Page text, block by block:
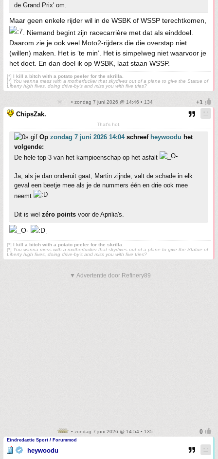
de Grand Prix' om.
Maar geen enkele rijder wil in de WSBK of WSSP terechtkomen,
. Niemand begint zijn racecarrière met dat als einddoel.
Daarom zie je ook veel Moto2-rijders die die overstap niet
(willen) maken. Het is ‘te min’. Het is simpelweg niet waarvoor je
het doet. En dan doel ik op WSBK, laat staan WSSP.
[*] I kill a bitch with a potato peeler for the skrilla.
[*] You wanna mess with a motherfucker that skydives out of a plane to give the Statue of
Liberty high fives, doing drive-by’s and miss you with five tries?
• zondag 7 juni 2026 @ 14:46 • 134
ChipsZak.
That's hot.
Op zondag 7 juni 2026 14:04schreef heywoodu het
volgende:
De hele top-3 van het kampioenschap op het asfalt
Ja, als je dan onderuit gaat, Martin zijnde, valt de schade in elk
geval een beetje mee als je de nummers één en drie ook mee
neemt
Dit is wel zéro points voor de Aprilia's.
[*] I kill a bitch with a potato peeler for the skrilla.
[*] You wanna mess with a motherfucker that skydives out of a plane to give the Statue of
Liberty high fives, doing drive-by’s and miss you with five tries?
▼ Advertentie door Refinery89
• zondag 7 juni 2026 @ 14:54 • 135
Eindredactie Sport / Forummod
heywoodu